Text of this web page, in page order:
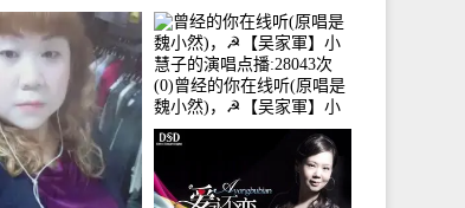
次
次
(0)曾经的你在线听(原唱是
魏小然)，☭【吴家軍】小
慧子的演唱点播:28043次